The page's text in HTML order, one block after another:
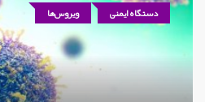
دستگاه ایمنی ویروس‌ها